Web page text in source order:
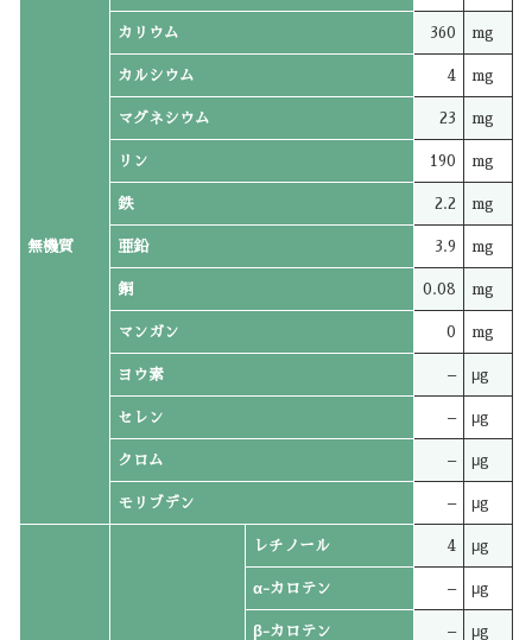
無機質
カリウム 360 mg
カルシウム 4 mg
マグネシウム 23 mg
リン 190 mg
鉄 2.2 mg
亜鉛 3.9 mg
銅 0.08 mg
マンガン 0 mg
ヨウ素 – μg
セレン – μg
クロム – μg
モリブデン – μg
レチノール 4 μg
α-カロテン – μg
β-カロテン – μg